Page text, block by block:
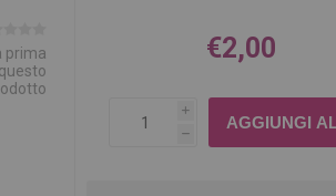
prima
€2,00
i
h